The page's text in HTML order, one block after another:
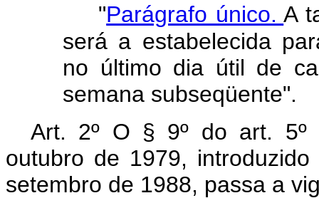
"Parágrafo único.A
será a estabelecida
no último dia útil de
semana subseqüente".
Art. 2º O § 9º do art. 5º
outubro de 1979,
setembro de 1988, passa a